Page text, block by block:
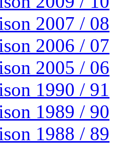
2007 / 08
2006 / 07
2005 / 06
1990 / 91
1989 / 90
1988 / 89